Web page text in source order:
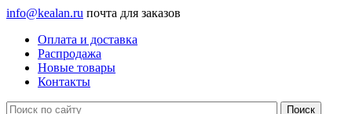
info@kealan.ru почта для заказов
Оплата и доставка
Распродажа
Новые товары
Контакты